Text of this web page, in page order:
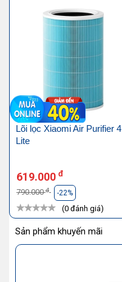
Lõi lọc Xiaomi Air Purifier 4
Lite
619.000 đ
790.000đ -22%
(0 đánh giá)
Sản phẩm khuyến mãi